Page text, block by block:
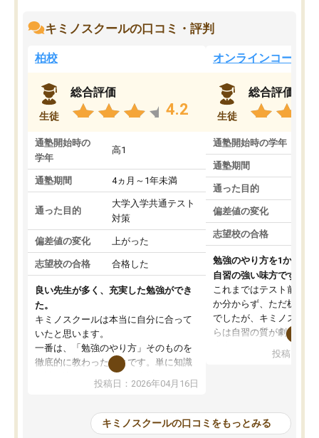
キミノスクールの口コミ・評判
柏校
生徒
総合評価
4.2
通塾開始時の
学年
高1
通塾期間 4ヵ月～1年未満
通った目的
大学入学共通テスト
対策
偏差値の変化 上がった
志望校の合格 合格した
良い先生が多く、充実した勉強ができ
た。
キミノスクールは本当に自分に合って
いたと思います。
一番は、「勉強のやり方」そのものを
徹底的に教わったことです。単に知識
を詰め込むのではなく、自学自習の習
慣が身につくよう並走してくれるの
はなくなりました。
投稿日：2026年04月16日
オンラインコース
生徒
総合評価
通塾開始時の学年
通塾期間
通った目的
偏差値の変化
志望校の合格
勉強のやり方を1から教
自習の強い味方です。
これまではテスト前に何
か分からず、ただ机に座
でしたが、キミノスクー
らは自習の質が劇的に変
を明確にしてくれるの
の仕方をコーチングして
ルなので、家での学習習
投稿日：
キミノスクールの口コミをもっとみる